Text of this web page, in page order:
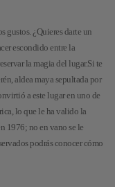
gustos. ¿Quieres darte un
escondido entre la
la magia del lugar.Si te
aldea maya sepultada por
a este lugar en uno de
lo que le ha valido la
1976; no en vano se le
podrás conocer cómo